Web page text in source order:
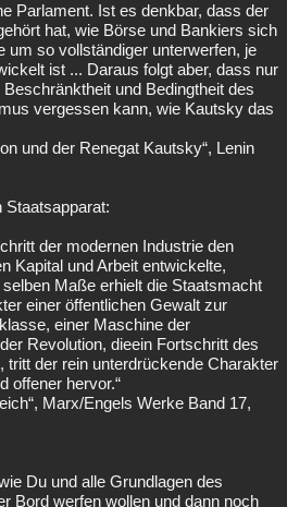
Parlament. Ist es denkbar, dass der
hat, wie Börse und Bankiers sich
um so vollständiger unterwerfen, je
ist ... Daraus folgt aber, dass nur
und Bedingtheit des
vergessen kann, wie Kautsky das
und der Renegat Kautsky“, Lenin
der modernen Industrie den
Kapital und Arbeit entwickelte,
Maße erhielt die Staatsmacht
einer öffentlichen Gewalt zur
einer Maschine der
Revolution, dieein Fortschritt des
der rein unterdrückende Charakter
offener hervor.“
Marx/Engels Werke Band 17,
Du und alle Grundlagen des
Bord werfen wollen und dann noch